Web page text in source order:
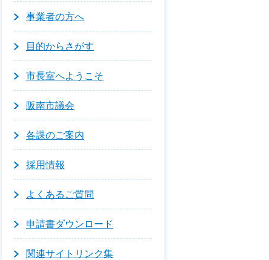
事業者の方へ
目的からさがす
市長室へようこそ
阪南市議会
各課のご案内
採用情報
よくあるご質問
申請書ダウンロード
関連サイトリンク集